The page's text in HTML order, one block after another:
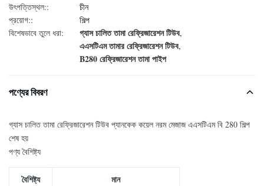
উৎপত্তিস্থল::
চীন
প্রয়োগ::
শিল্প
বিশেষভাবে তুলে ধরা:
গ্যাস চালিত তামা রেফ্রিজারেশন টিউব,
এএসটিএম তামার রেফ্রিজারেশন টিউব,
B280 রেফ্রিজারেশন তামা পাইপ
পণ্যের বিবরণ
গ্যাস চালিত তামা রেফ্রিজারেশন টিউব প্যানকেক কয়েল নরম মেজাজ এএসটিএম বি 280 শিল্প
শেষ হয়
পণ্য বৈশিষ্ট্য
বৈশিষ্ট্য মান